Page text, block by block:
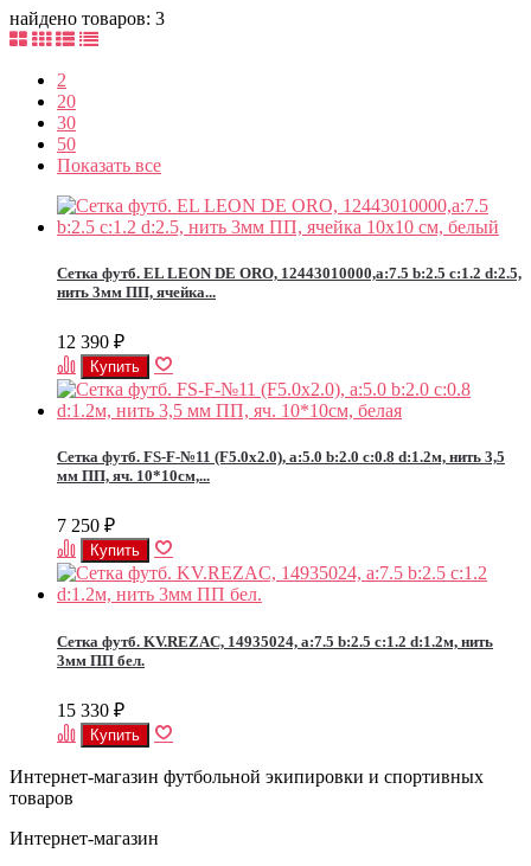
найдено товаров: 3
2
20
30
50
Показать все
Сетка футб. EL LEON DE ORO, 12443010000,a:7.5 b:2.5 c:1.2 d:2.5,
нить 3мм ПП, ячейка...
12 390 ₽
Сетка футб. FS-F-№11 (F5.0x2.0), a:5.0 b:2.0 c:0.8 d:1.2м, нить 3,5
мм ПП, яч. 10*10см,...
7 250 ₽
Сетка футб. KV.REZAC, 14935024, a:7.5 b:2.5 c:1.2 d:1.2м, нить
3мм ПП бел.
15 330 ₽
Интернет-магазин футбольной экипировки и спортивных
товаров
Интернет-магазин